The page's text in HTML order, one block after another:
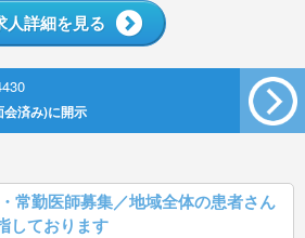
人詳細を見る
済み)に開示
常勤医師募集／地域全体の患者さん
しております